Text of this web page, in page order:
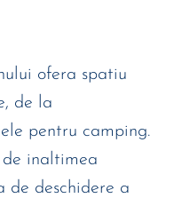
ofera spatiu
de la
pentru camping.
de inaltimea
de deschidere a